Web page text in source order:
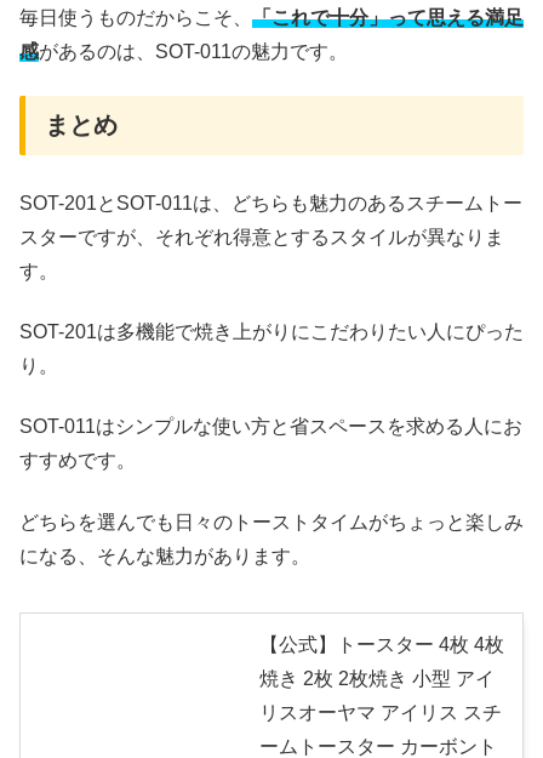
毎日使うものだからこそ、 「これで十分」って思える満足
感があるのは、SOT-011の魅力です。
まとめ
SOT-201とSOT-011は、どちらも魅力のあるスチームトー
スターですが、それぞれ得意とするスタイルが異なりま
す。
SOT-201は多機能で焼き上がりにこだわりたい人にぴった
り。
SOT-011はシンプルな使い方と省スペースを求める人にお
すすめです。
どちらを選んでも日々のトーストタイムがちょっと楽しみ
になる、そんな魅力があります。
【公式】トースター 4枚 4枚
焼き 2枚 2枚焼き 小型 アイ
リスオーヤマ アイリス スチ
ームトースター カーボント